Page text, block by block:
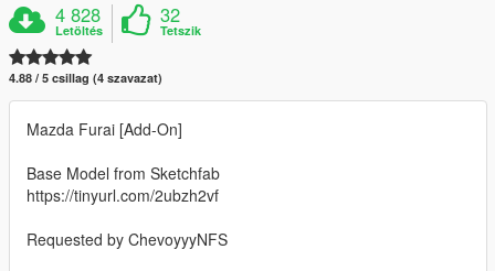
4 828
Letöltés
32
Tetszik
4.88 / 5 csillag (4 szavazat)
Mazda Furai [Add-On]
Base Model from Sketchfab
https://tinyurl.com/2ubzh2vf
Requested by ChevoyyyNFS